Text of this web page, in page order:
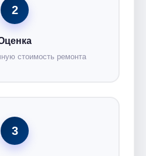
2
стоимость ремонта
3